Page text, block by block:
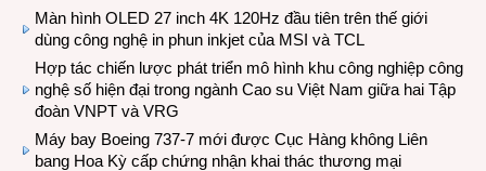
Màn hình OLED 27 inch 4K 120Hz đầu tiên trên thế giới
dùng công nghệ in phun inkjet của MSI và TCL
Hợp tác chiến lược phát triển mô hình khu công nghiệp công
nghệ số hiện đại trong ngành Cao su Việt Nam giữa hai Tập
đoàn VNPT và VRG
Máy bay Boeing 737-7 mới được Cục Hàng không Liên
bang Hoa Kỳ cấp chứng nhận khai thác thương mại